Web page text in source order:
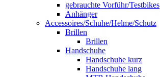
gebrauchte Vorführ/Testbikes
Anhänger
Accessoires/Schuhe/Helme/Schutz
Brillen
Brillen
Handschuhe
Handschuhe kurz
Handschuhe lang